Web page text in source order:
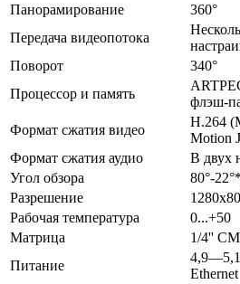
Панорамирование
360°
Передача видеопотока
Поворот
340°
Процессор и память
флэш-
Формат сжатия видео
H.264
Motion
Формат сжатия аудио
В двух
Угол обзора
80°-
Разрешение
Рабочая температура
0...+50
Матрица
1/4''
Питание
4,9—5,1
Ethernet